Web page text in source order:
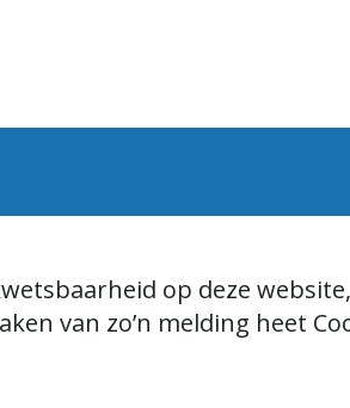
op deze
van zo’n melding heet